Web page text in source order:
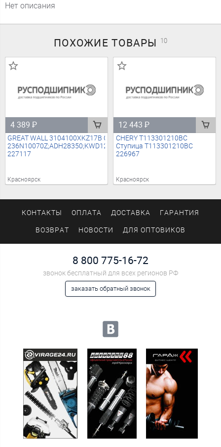
Нет описания
ПОХОЖИЕТОВАРЫ 10
4 389₽
GREAT WALL 3104100XKZ17B Ступица (без шпилек)
227117
Красноярск
12 443₽
CHERY T113301210BC
Ступица T113301210BC
226967
Красноярск
КОНТАКТЫ ОПЛАТА ДОСТАВКА ГАРАНТИЯ
ВОЗВРАТ НОВОСТИ ДЛЯ ОПТОВИКОВ
8 800 775-16-72
звонок бесплатный для всех регионов РФ
заказать обратный звонок